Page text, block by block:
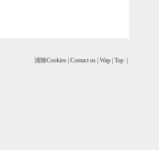
清除Cookies| Contact us| Wap| Top|